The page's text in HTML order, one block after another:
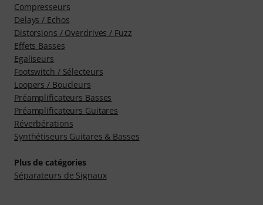
Compresseurs
Delays / Echos
Distorsions / Overdrives / Fuzz
Effets Basses
Egaliseurs
Footswitch / Sélecteurs
Loopers / Boucleurs
Préamplificateurs Basses
Préamplificateurs Guitares
Réverbérations
Synthétiseurs Guitares & Basses
Plus de catégories
Séparateurs de Signaux